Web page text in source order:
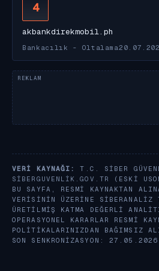
4
akbankdirekmobil.ph
Bankacılık - Oltalama
VERI KAYNAĞI:
T.C. SIBER
SIBERGUVENLIK.GOV.TR
(ESKI
BU SAYFA, RESMI KAYNAKTAN
VERISININ ÜZERINE SIBERANALIZ
ÜRETILMIŞ KATMA DEĞERLI
OPERASYONEL KARARLAR RESMI
POLITIKALARINIZDAN BAĞIMSIZ
SON SENKRONIZASYON: